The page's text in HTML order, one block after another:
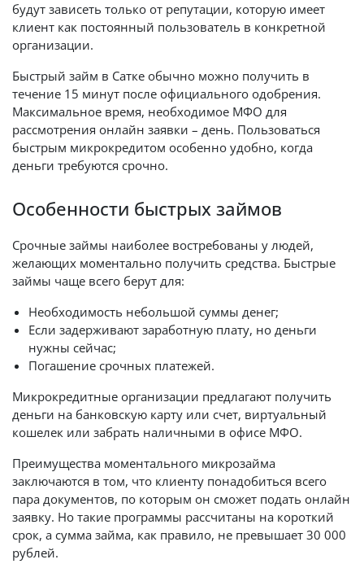
будут зависеть только от репутации, которую имеет
клиент как постоянный пользователь в конкретной
организации.
Быстрый займ в Сатке обычно можно получить в
течение 15 минут после официального одобрения.
Максимальное время, необходимое МФО для
рассмотрения онлайн заявки – день. Пользоваться
быстрым микрокредитом особенно удобно, когда
деньги требуются срочно.
Особенности быстрых займов
Срочные займы наиболее востребованы у людей,
желающих моментально получить средства. Быстрые
займы чаще всего берут для:
Необходимость небольшой суммы денег;
Если задерживают заработную плату, но деньги
нужны сейчас;
Погашение срочных платежей.
Микрокредитные организации предлагают получить
деньги на банковскую карту или счет, виртуальный
кошелек или забрать наличными в офисе МФО.
Преимущества моментального микрозайма
заключаются в том, что клиенту понадобиться всего
пара документов, по которым он сможет подать онлайн
заявку. Но такие программы рассчитаны на короткий
срок, а сумма займа, как правило, не превышает 30 000
рублей.